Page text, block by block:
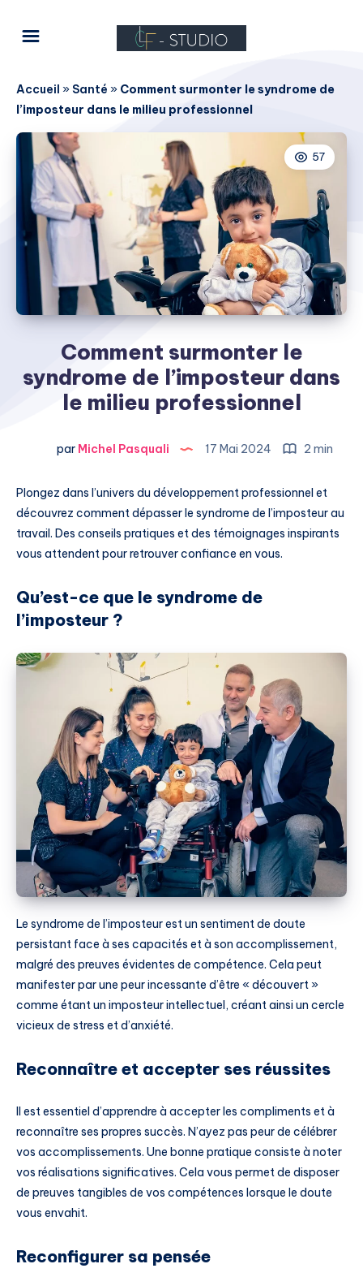
Accueil » Santé » Comment surmonter le syndrome de
l’imposteur dans le milieu professionnel
57
Comment surmonter le
syndrome de l’imposteur dans
le milieu professionnel
par Michel Pasquali 17 Mai 2024 2 min
Plongez dans l’univers du développement professionnel et
découvrez comment dépasser le syndrome de l’imposteur au
travail. Des conseils pratiques et des témoignages inspirants
vous attendent pour retrouver confiance en vous.
Qu’est-ce que le syndrome de
l’imposteur ?
Le syndrome de l’imposteur est un sentiment de doute
persistant face à ses capacités et à son accomplissement,
malgré des preuves évidentes de compétence. Cela peut
manifester par une peur incessante d’être « découvert »
comme étant un imposteur intellectuel, créant ainsi un cercle
vicieux de stress et d’anxiété.
Reconnaître et accepter ses réussites
Il est essentiel d’apprendre à accepter les compliments et à
reconnaître ses propres succès. N’ayez pas peur de célébrer
vos accomplissements. Une bonne pratique consiste à noter
vos réalisations significatives. Cela vous permet de disposer
de preuves tangibles de vos compétences lorsque le doute
vous envahit.
Reconfigurer sa pensée